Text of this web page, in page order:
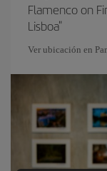
Flamenco on
Lisboa"
Ver ubicación en